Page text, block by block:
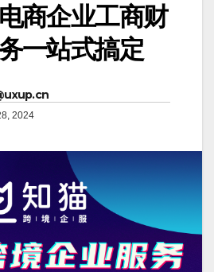
商企业工商财
一站式搞定
2024